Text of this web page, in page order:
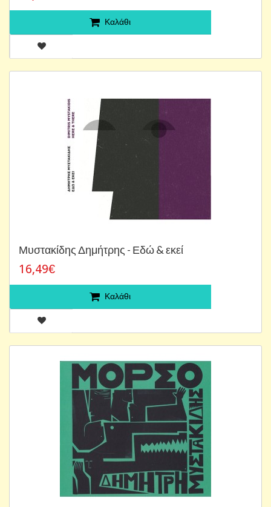
Καλάθι
Μυστακίδης Δημήτρης - Εδώ & εκεί
16,49€
Καλάθι